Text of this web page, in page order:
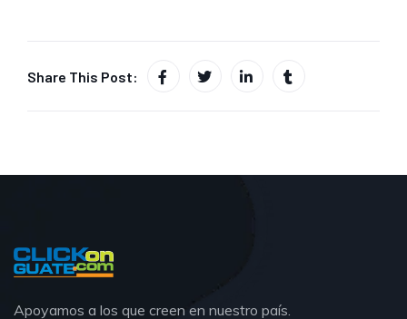
Share This Post:
Apoyamos a los que creen en nuestro país.